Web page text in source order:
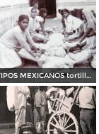
TIPOS MEXICANOS tortilleras Mexico D F